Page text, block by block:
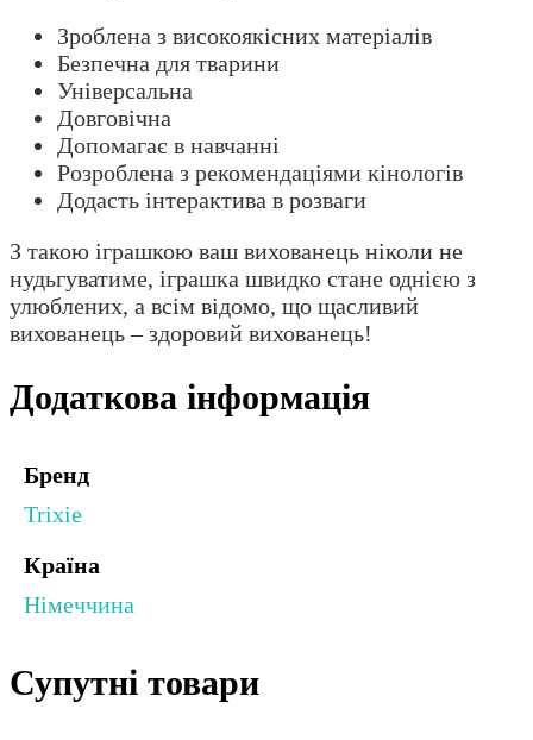
Зроблена з високоякісних матеріалів
Безпечна для тварини
Універсальна
Довговічна
Допомагає в навчанні
Розроблена з рекомендаціями кінологів
Додасть інтерактива в розваги
З такою іграшкою ваш вихованець ніколи не
нудьгуватиме, іграшка швидко стане однією з
улюблених, а всім відомо, що щасливий
вихованець – здоровий вихованець!
Додаткова інформація
Бренд
Trixie
Країна
Німеччина
Супутні товари